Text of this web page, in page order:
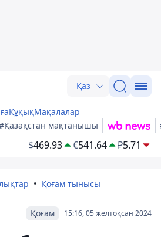
Қаз
ҚұқықМақалалар
мақтанышы
$469.93 €541.64 ₽5.71
Қоғам тынысы
15:16, 05 желтоқсан 2024
Қоғам